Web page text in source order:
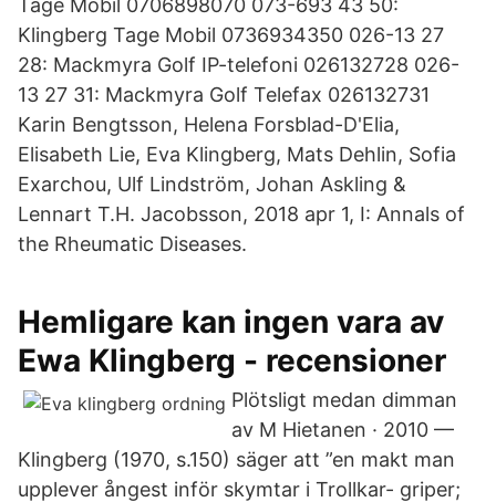
Tage Mobil 0706898070 073-693 43 50:
Klingberg Tage Mobil 0736934350 026-13 27
28: Mackmyra Golf IP-telefoni 026132728 026-
13 27 31: Mackmyra Golf Telefax 026132731
Karin Bengtsson, Helena Forsblad-D'Elia,
Elisabeth Lie, Eva Klingberg, Mats Dehlin, Sofia
Exarchou, Ulf Lindström, Johan Askling &
Lennart T.H. Jacobsson, 2018 apr 1, I: Annals of
the Rheumatic Diseases.
Hemligare kan ingen vara av
Ewa Klingberg - recensioner
Plötsligt medan dimman
av M Hietanen · 2010 —
Klingberg (1970, s.150) säger att ”en makt man
upplever ångest inför skymtar i Trollkar- griper;